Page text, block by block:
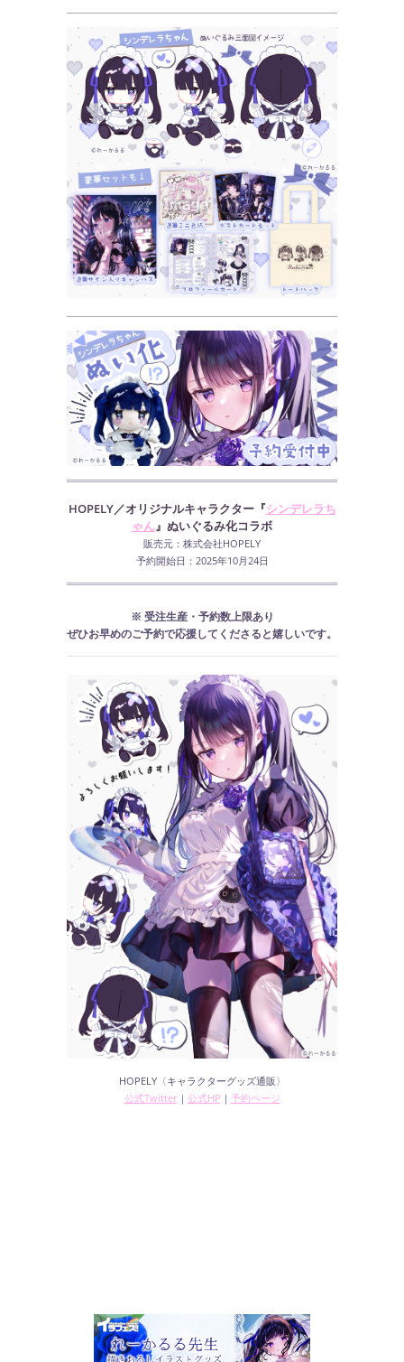
HOPELY／オリジナルキャラクター『シンデレラち
ゃん』ぬいぐるみ化コラボ
販売元：株式会社HOPELY
予約開始日：2025年10月24日
※ 受注生産・予約数上限あり
ぜひお早めのご予約で応援してくださると嬉しいです。
HOPELY〈キャラクターグッズ通販〉
公式Twitter ｜ 公式HP ｜ 予約ページ